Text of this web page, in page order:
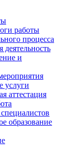
работы
процесса
деятельность
и
услуги
аттестация
образование